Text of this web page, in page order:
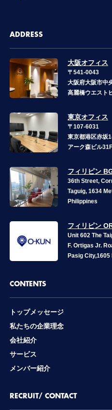
ADDRESS
大阪オフィス
〒541-0043
大阪府大阪市中
高麗橋ウエスト
東京オフィス
〒107-6031
東京都港区赤坂
アーク森ビル31F
フィリピン
36th Street,
Taguig, 1634
Philippines
フィリピン
Unit 602 The
F. Ortigas Jr.
Pasig City,1605
CONTENTS
トップメッセージ
私たちの企業理念
会社紹介
サービス
メンバー紹介
RECRUIT/ CONTACT